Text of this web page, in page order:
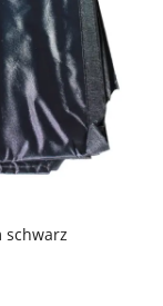
schwarz